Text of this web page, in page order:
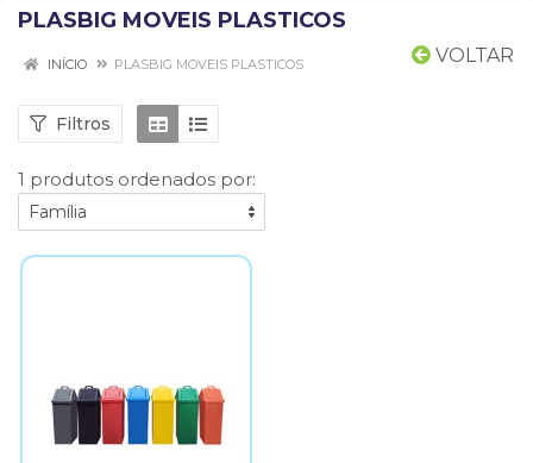
PLASBIG MOVEIS PLASTICOS
VOLTAR
INÍCIO PLASBIG MOVEIS PLASTICOS
Filtros
1 produtos ordenados por: